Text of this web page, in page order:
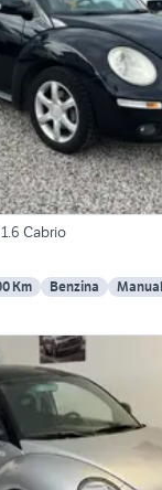
Cabrio
Km Benzina